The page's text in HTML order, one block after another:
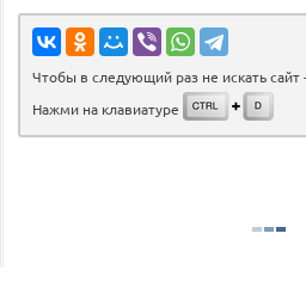
Чтобы в следующий раз не искать сайт
Нажми на клавиатуре